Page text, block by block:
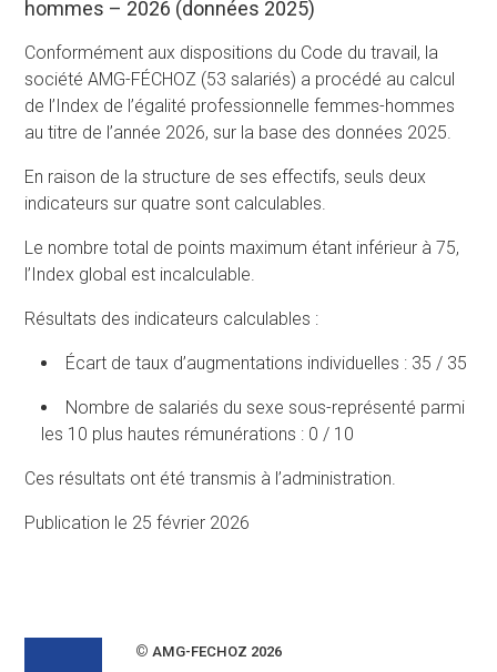
COMPÉTENCES
MAINTENANCE
hommes – 2026 (données 2025)
Conformément aux dispositions du Code du travail, la
société AMG-FÉCHOZ (53 salariés) a procédé au calcul
de l’Index de l’égalité professionnelle femmes-hommes
au titre de l’année 2026, sur la base des données 2025.
En raison de la structure de ses effectifs, seuls deux
indicateurs sur quatre sont calculables.
Le nombre total de points maximum étant inférieur à 75,
l’Index global est incalculable.
Résultats des indicateurs calculables :
Écart de taux d’augmentations individuelles : 35 / 35
Nombre de salariés du sexe sous-représenté parmi
les 10 plus hautes rémunérations : 0 / 10
Ces résultats ont été transmis à l’administration.
Publication le 25 février 2026
© AMG-FECHOZ 2026